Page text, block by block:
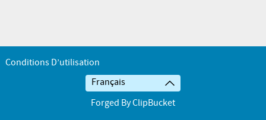
Conditions D’utilisation
Français
Forged By ClipBucket